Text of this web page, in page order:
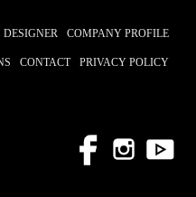
DESIGNER COMPANY PROFILE
CONTACT PRIVACY POLICY